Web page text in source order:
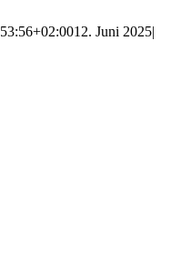
12. Juni 2025|